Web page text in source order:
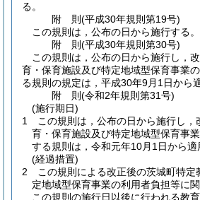
る。
附 則(平成30年規則第19号)
この規則は，公布の日から施行する。
附 則(平成30年規則第30号)
この規則は，公布の日から施行し，
育・保育施設及び特定地域型保育事業
る規則の規定は，平成30年9月1日から
附 則(令和2年規則第31号)
(施行期日)
1
この規則は，公布の日から施行し，
育・保育施設及び特定地域型保育事
する規則は，令和元年10月1日から適
(経過措置)
2
この規則による改正後の茨城町特
定地域型保育事業の利用者負担等に
この規則の施行日以後に行われる教